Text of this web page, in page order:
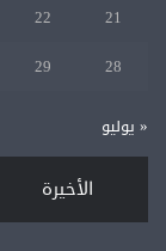
21
22
28
29
« يوليو
الأخيرة